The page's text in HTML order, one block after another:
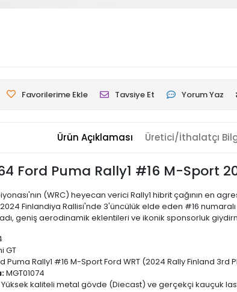
Favorilerime Ekle Tavsiye Et Yorum Yaz
Ürün Açıklaması Üretici/İthalatçı
Ford Puma Rally1 #16 M-Sport
(WRC) heyecan verici Rally1 hibrit çağının en
Finlandiya Rallisi'nde 3'üncülük elde eden #16
geniş aerodinamik eklentileri ve ikonik sponsorluk
GT
Puma Rally1 #16 M-Sport Ford WRT (2024 Rally Finland 3rd
MGT01074
Yüksek kaliteli metal gövde (Diecast) ve gerçekçi kauçuk